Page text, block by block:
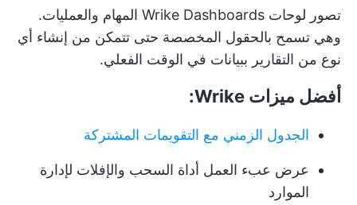
تصور لوحات Wrike Dashboards المهام والعمليات.
وهي تسمح بالحقول المخصصة حتى تتمكن من إنشاء أي
نوع من التقارير ببيانات في الوقت الفعلي.
أفضل ميزات Wrike:
الجدول الزمني مع التقويمات المشتركة
عرض عبء العمل أداة السحب والإفلات لإدارة
الموارد